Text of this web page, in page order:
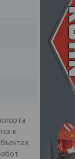
к